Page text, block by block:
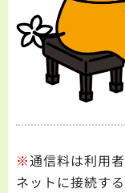
※通信料は利用
ネットに接続す